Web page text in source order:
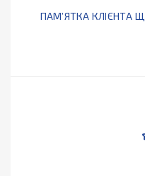
ПАМ’ЯТКА КЛІЄНТА